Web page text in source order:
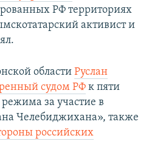
РФ территориях
активист и
области Руслан
судом РФ к пяти
за участие в
Челебиджихана», также
российских